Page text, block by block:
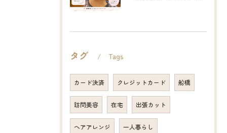
タグ Tags
カード決済 クレジットカード 船橋
訪問美容 在宅 出張カット
ヘアアレンジ 一人暮らし